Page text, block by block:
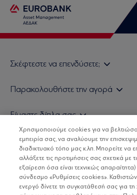
Σκέφτεστε να επενδύσετε;
Τιμολογιακή Πολιτική
Δείτε τις πολιτικές μας
Βασικές Γνώσεις
Παρακολουθήστε την αγορά
Τα νέα μας
Χρήσιμοι σύνδεσμοι
Είμαστε δίπλα σας
H Eurobank Asset Management ΑΕΔΑΚ
Επενδυτική φιλοσοφία ESG
Πιστοποιημένα στελέχη και συνεργάτες
Αποστολή Βιογραφικών
ΟΙ ΟΣΕΚΑ ΔΕΝ ΕΧΟΥΝ
ΠΡΟΗΓΟΥΜΕΝΕΣ ΑΠΟΔΟΣΕΙΣ ΔΕΝ
ΜΕΛΛΟΝΤΙΚΕΣ
Χρησιμοποιούμε cookies για να
εμπειρία σας, να αναλύουμε την
διαδικτυακό τόπο μας κ.λπ. Μπορείτε να
αλλάξετε τις προτιμήσεις σας σχετικά με
εξαίρεση όσα είναι τεχνικώς
σύνδεσμο «Ρυθμίσεις cookies».
ενεργό δίνετε τη συγκατάθεσή σας για